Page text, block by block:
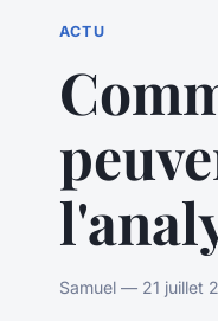
ACTU
Samuel — 21 juillet